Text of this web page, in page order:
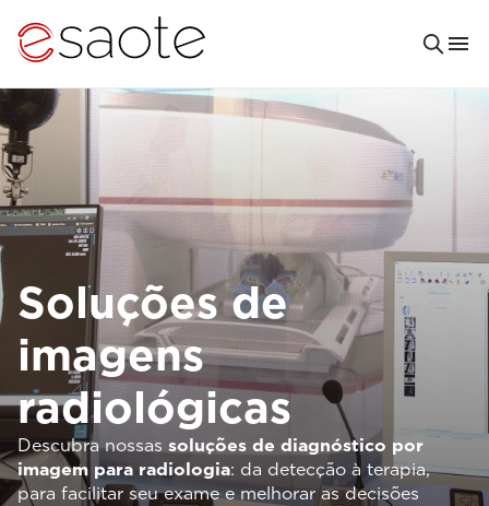
Soluções de
imagens
radiológicas
Descubra nossas soluções de diagnóstico por
imagem para radiologia: da detecção à terapia,
para facilitar seu exame e melhorar as decisões